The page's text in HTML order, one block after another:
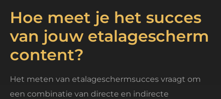
Hoe meet je het succes
van jouw etalagescherm
content?
Het meten van etalageschermsucces vraagt om
een combinatie van directe en indirecte